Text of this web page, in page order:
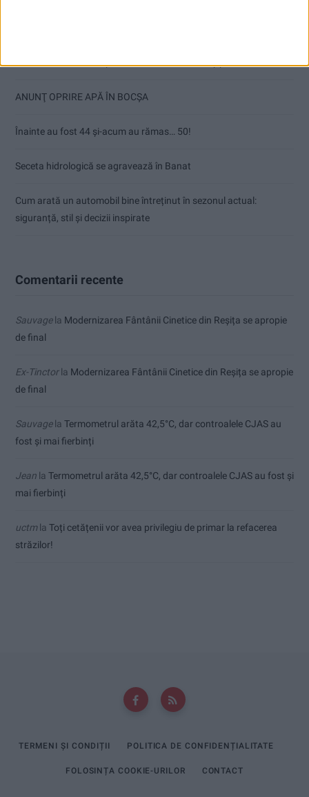
ANUNŢ OPRIRE APĂ ÎN BOCȘA
Înainte au fost 44 și-acum au rămas… 50!
Seceta hidrologică se agravează în Banat
Cum arată un automobil bine întreținut în sezonul actual:
siguranță, stil și decizii inspirate
Comentarii recente
Sauvagela Modernizarea Fântânii Cinetice din Reșița se apropie
de final
Ex-Tinctorla Modernizarea Fântânii Cinetice din Reșița se apropie
de final
Sauvagela Termometrul arăta 42,5°C, dar controalele CJAS au
fost și mai fierbinți
Jean la Termometrul arăta 42,5°C, dar controalele CJAS au fost și
mai fierbinți
uctmla Toți cetățenii vor avea privilegiu de primar la refacerea
străzilor!
TERMENI ȘI CONDIȚII POLITICA DE CONFIDENȚIALITATE
FOLOSINȚA COOKIE-URILOR CONTACT